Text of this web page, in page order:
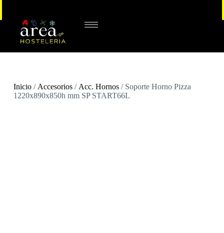
Inicio/ Accesorios/ Acc. Hornos/ Soporte Horno Pizza
1220x890x850h mm SP START66L